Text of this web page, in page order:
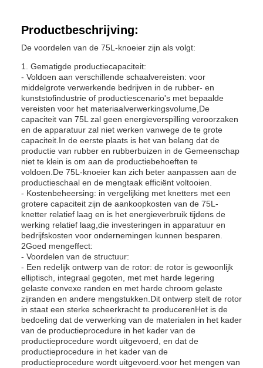
Productbeschrijving:
De voordelen van de 75L-knoeier zijn als volgt:
1. Gematigde productiecapaciteit:
- Voldoen aan verschillende schaalvereisten: voor
middelgrote verwerkende bedrijven in de rubber- en
kunststofindustrie of productiescenario's met bepaalde
vereisten voor het materiaalverwerkingsvolume,De
capaciteit van 75L zal geen energieverspilling veroorzaken
en de apparatuur zal niet werken vanwege de te grote
capaciteit.In de eerste plaats is het van belang dat de
productie van rubber en rubberbuizen in de Gemeenschap
niet te klein is om aan de productiebehoeften te
voldoen.De 75L-knoeier kan zich beter aanpassen aan de
productieschaal en de mengtaak efficiënt voltooien.
- Kostenbeheersing: in vergelijking met knetters met een
grotere capaciteit zijn de aankoopkosten van de 75L-
knetter relatief laag en is het energieverbruik tijdens de
werking relatief laag,die investeringen in apparatuur en
bedrijfskosten voor ondernemingen kunnen besparen.
2Goed mengeffect:
- Voordelen van de structuur:
- Een redelijk ontwerp van de rotor: de rotor is gewoonlijk
elliptisch, integraal gegoten, met met harde legering
gelaste convexe randen en met harde chroom gelaste
zijranden en andere mengstukken.Dit ontwerp stelt de rotor
in staat een sterke scheerkracht te producerenHet is de
bedoeling dat de verwerking van de materialen in het kader
van de productieprocedure in het kader van de
productieprocedure wordt uitgevoerd, en dat de
productieprocedure in het kader van de
productieprocedure wordt uitgevoerd.voor het mengen van